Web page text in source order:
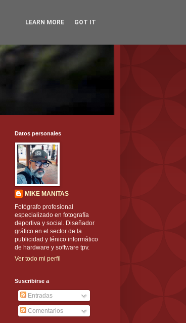
Datos personales
MIKE MANITAS
Fotógrafo profesional
especializado en fotografía
deportiva y social. Diseñador
gráfico en el sector de la
publicidad y ténico informático
de hardware y software tpv.
Ver todo mi perfil
Suscribirse a
Entradas
Comentarios
LEARN MORE GOT IT